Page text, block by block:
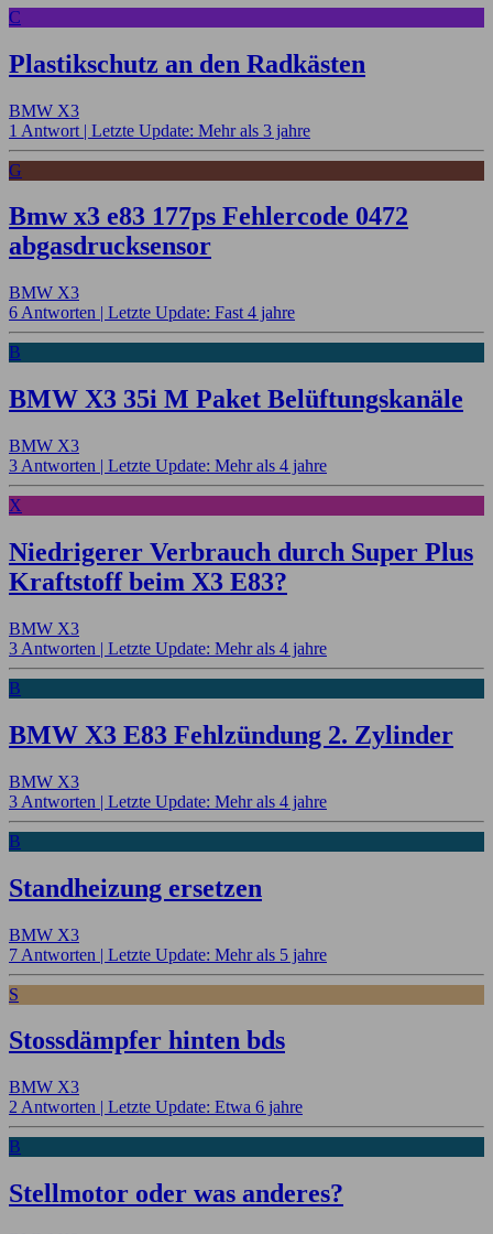
C
Plastikschutz an den Radkästen
BMW X3
1 Antwort | Letzte Update: Mehr als 3 jahre
G
Bmw x3 e83 177ps Fehlercode 0472
abgasdrucksensor
BMW X3
6 Antworten | Letzte Update: Fast 4 jahre
B
BMW X3 35i M Paket Belüftungskanäle
BMW X3
3 Antworten | Letzte Update: Mehr als 4 jahre
X
Niedrigerer Verbrauch durch Super Plus
Kraftstoff beim X3 E83?
BMW X3
3 Antworten | Letzte Update: Mehr als 4 jahre
B
BMW X3 E83 Fehlzündung 2. Zylinder
BMW X3
3 Antworten | Letzte Update: Mehr als 4 jahre
B
Standheizung ersetzen
BMW X3
7 Antworten | Letzte Update: Mehr als 5 jahre
S
Stossdämpfer hinten bds
BMW X3
2 Antworten | Letzte Update: Etwa 6 jahre
B
Stellmotor oder was anderes?